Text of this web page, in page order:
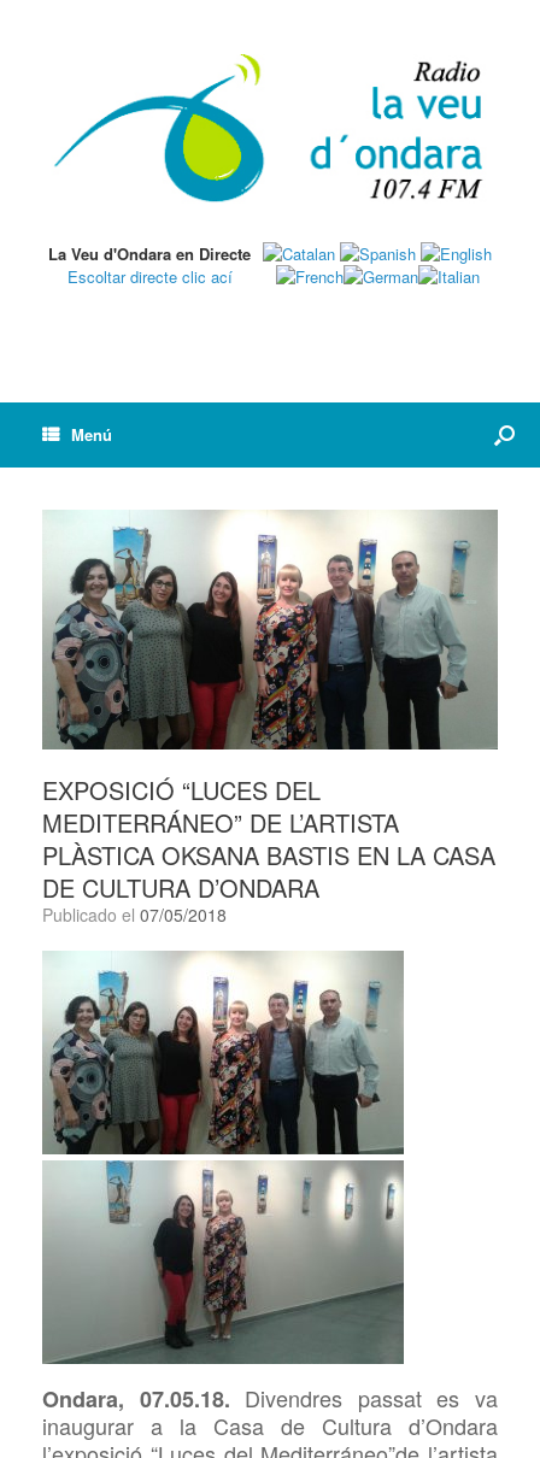
La Veu d'Ondara en Directe
Escoltar directe clic ací
Menú
EXPOSICIÓ “LUCES DEL
MEDITERRÁNEO” DE L’ARTISTA
PLÀSTICA OKSANA BASTIS EN LA CASA
DE CULTURA D’ONDARA
Publicado el 07/05/2018
Ondara, 07.05.18. Divendres passat es va
inaugurar a la Casa de Cultura d’Ondara